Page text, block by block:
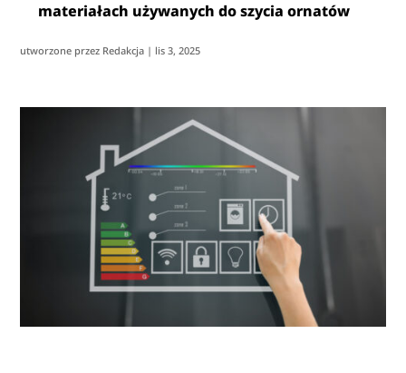
materiałach używanych do szycia ornatów
utworzone przez Redakcja | lis 3, 2025